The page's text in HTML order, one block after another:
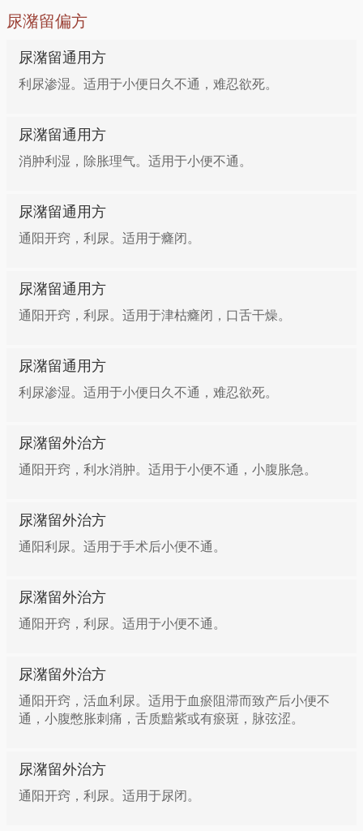
尿潴留偏方
尿潴留通用方
利尿渗湿。适用于小便日久不通，难忍欲死。
尿潴留通用方
消肿利湿，除胀理气。适用于小便不通。
尿潴留通用方
通阳开窍，利尿。适用于癃闭。
尿潴留通用方
通阳开窍，利尿。适用于津枯癃闭，口舌干燥。
尿潴留通用方
利尿渗湿。适用于小便日久不通，难忍欲死。
尿潴留外治方
通阳开窍，利水消肿。适用于小便不通，小腹胀急。
尿潴留外治方
通阳利尿。适用于手术后小便不通。
尿潴留外治方
通阳开窍，利尿。适用于小便不通。
尿潴留外治方
通阳开窍，活血利尿。适用于血瘀阻滞而致产后小便不
通，小腹憋胀刺痛，舌质黯紫或有瘀斑，脉弦涩。
尿潴留外治方
通阳开窍，利尿。适用于尿闭。